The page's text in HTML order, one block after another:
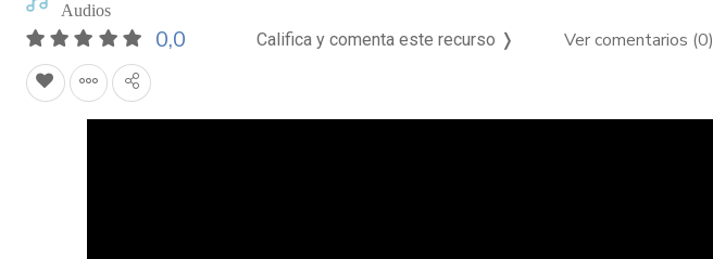
Audios
0,0 Califica y comenta este recurso ❭ Ver comentarios (0)